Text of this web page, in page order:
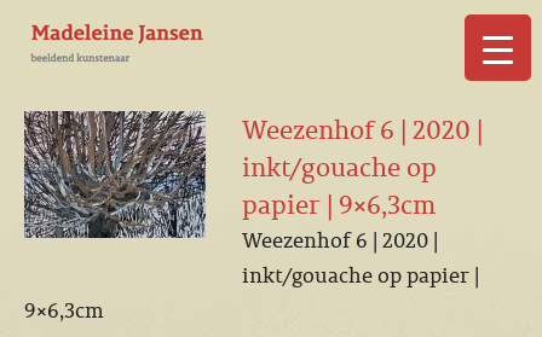
Weezenhof 6 | 2020 |
inkt/gouache op
papier | 9×6,3cm
Weezenhof 6 | 2020 |
inkt/gouache op papier |
9×6,3cm